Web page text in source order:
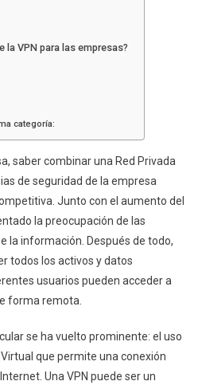
VPN para las empresas?
categoría:
saber combinar una Red Privada
de seguridad de la empresa
Junto con el aumento del
la preocupación de las
la información. Después de todo,
todos los activos y datos
usuarios pueden acceder a
forma remota.
se ha vuelto prominente: el uso
que permite una conexión
Una VPN puede ser un